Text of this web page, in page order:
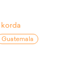
korda
Guatemala